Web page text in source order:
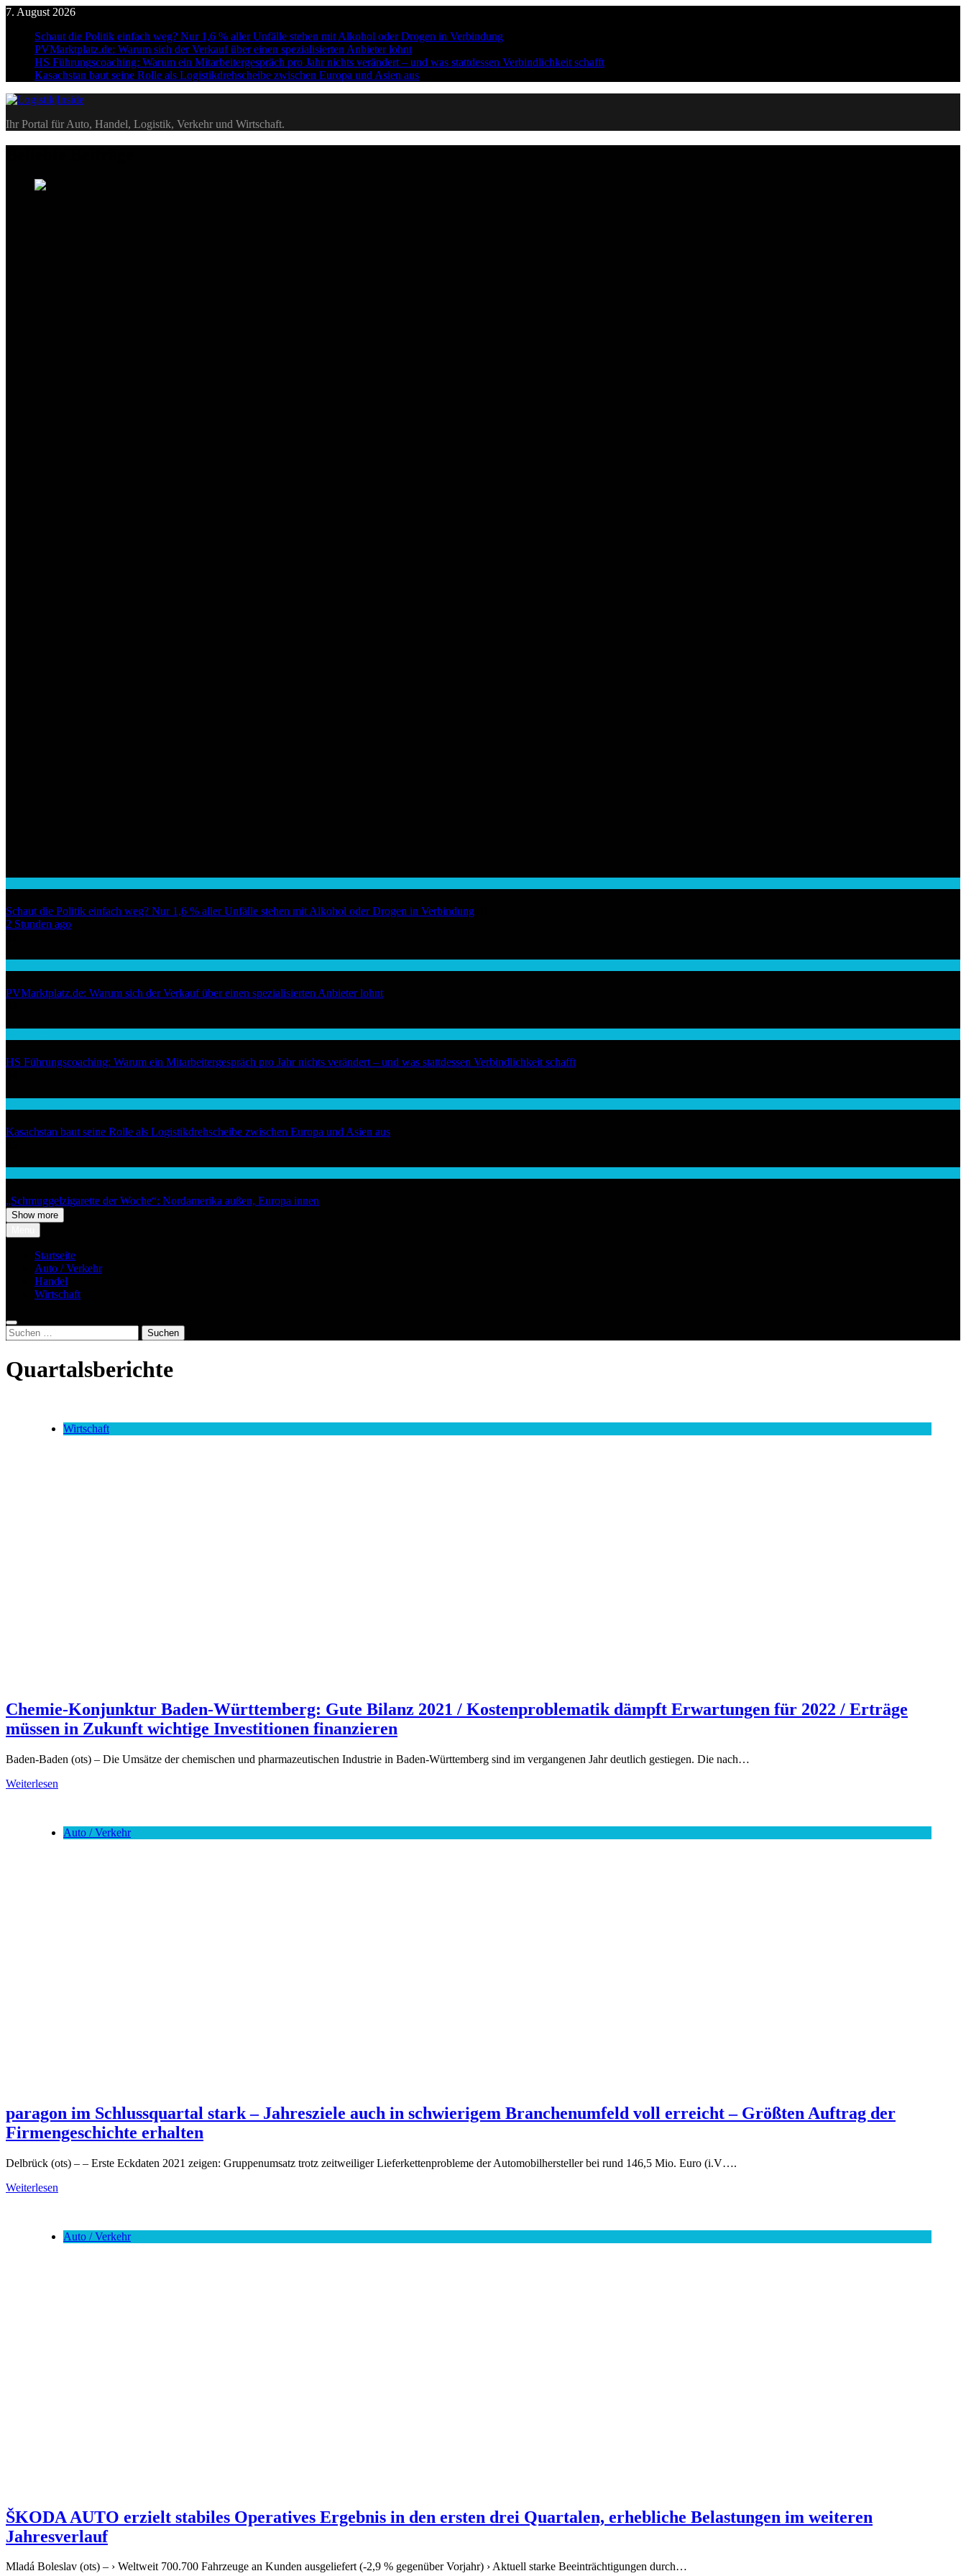
Skip
content
7. August 2026
Schaut die Politik einfach weg? Nur 1,6 % aller Unfälle stehen mit Alkohol oder Drogen in Verbindung
PVMarktplatz.de: Warum sich der Verkauf über einen spezialisierten Anbieter lohnt
HS Führungscoaching: Warum ein Mitarbeitergespräch pro Jahr nichts verändert – und was stattdessen Verbindlichkeit schafft
Kasachstan baut seine Rolle als Logistikdrehscheibe zwischen Europa und Asien aus
Logistik|Inside
Ihr Portal für Auto, Handel, Logistik, Verkehr und Wirtschaft.
Schaut die Politik einfach weg? Nur 1,6 % aller Unfälle stehen mit Alkohol oder Drogen in Verbindung
2 Stunden ago
PVMarktplatz.de: Warum sich der Verkauf über einen spezialisierten Anbieter lohnt
HS Führungscoaching: Warum ein Mitarbeitergespräch pro Jahr nichts verändert – und was stattdessen Verbindlichkeit schafft
Kasachstan baut seine Rolle als Logistikdrehscheibe zwischen Europa und Asien aus
„Schmuggelzigarette der Woche“: Nordamerika außen, Europa innen
Show more
Startseite
Auto / Verkehr
Handel
Wirtschaft
Suchen
nach:
Quartalsberichte
Wirtschaft
Chemie-Konjunktur Baden-Württemberg: Gute Bilanz 2021 / Kostenproblematik dämpft Erwartungen für 2022 / Erträge
müssen in Zukunft wichtige Investitionen finanzieren
Baden-Baden (ots) – Die Umsätze der chemischen und pharmazeutischen Industrie in Baden-Württemberg sind im vergangenen Jahr deutlich gestiegen. Die nach…
Weiterlesen
Auto / Verkehr
paragon im Schlussquartal stark – Jahresziele auch in schwierigem Branchenumfeld voll erreicht – Größten Auftrag der
Firmengeschichte erhalten
Delbrück (ots) – – Erste Eckdaten 2021 zeigen: Gruppenumsatz trotz zeitweiliger Lieferkettenprobleme der Automobilhersteller bei rund 146,5 Mio. Euro (i.V….
Weiterlesen
Auto / Verkehr
ŠKODA AUTO erzielt stabiles Operatives Ergebnis in den ersten drei Quartalen, erhebliche Belastungen im weiteren
Jahresverlauf
Mladá Boleslav (ots) – › Weltweit 700.700 Fahrzeuge an Kunden ausgeliefert (-2,9 % gegenüber Vorjahr) › Aktuell starke Beeinträchtigungen durch…